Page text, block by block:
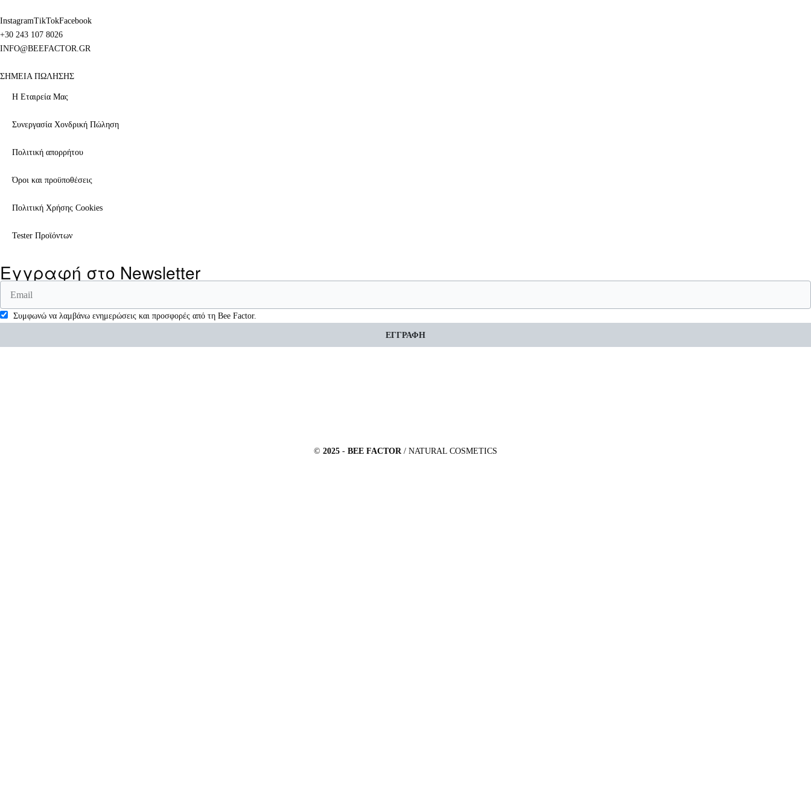
InstagramTikTokFacebook
+30 243 107 8026
INFO@BEEFACTOR.GR
ΣΗΜΕΙΑ ΠΩΛΗΣΗΣ
Η Εταιρεία Μας
Συνεργασία Χονδρική Πώληση
Πολιτική απορρήτου
Όροι και προϋποθέσεις
Πολιτική Χρήσης Cookies
Tester Προϊόντων
Εγγραφή στο Newsletter
Συμφωνώ να λαμβάνω ενημερώσεις και προσφορές από τη Bee Factor.
ΕΓΓΡΑΦΗ
© 2025 - BEE FACTOR/ NATURAL COSMETICS